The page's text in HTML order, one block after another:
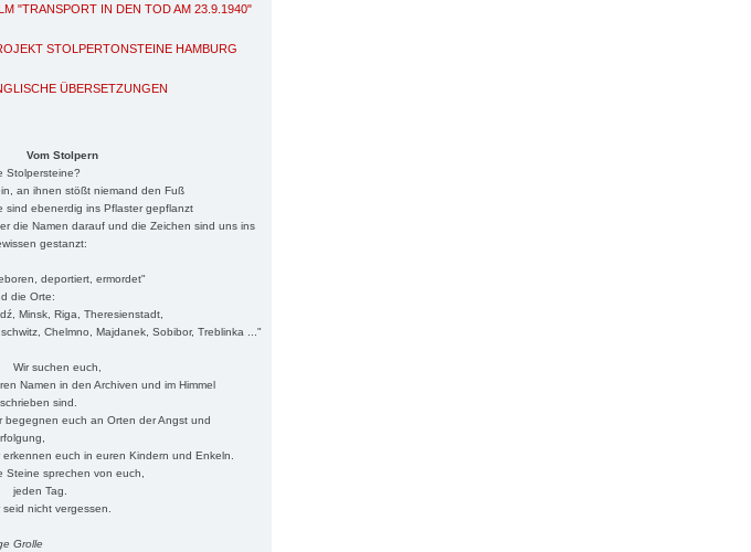
"TRANSPORT IN DEN TOD AM 23.9.1940"
STOLPERTONSTEINE HAMBURG
ÜBERSETZUNGEN
Vom Stolpern
Stolpersteine?
an ihnen stößt niemand den Fuß
sind ebenerdig ins Pflaster gepflanzt
die Namen darauf und die Zeichen sind uns ins
gestanzt:
deportiert, ermordet"
die Orte:
Minsk, Riga, Theresienstadt,
Chelmno, Majdanek, Sobibor, Treblinka ..."
suchen euch,
Namen in den Archiven und im Himmel
sind.
begegnen euch an Orten der Angst und
erkennen euch in euren Kindern und Enkeln.
Steine sprechen von euch,
Tag.
seid nicht vergessen.
Grolle